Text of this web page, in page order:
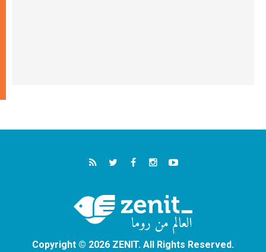
Copyright © 2026 ZENIT. All Rights Reserved.